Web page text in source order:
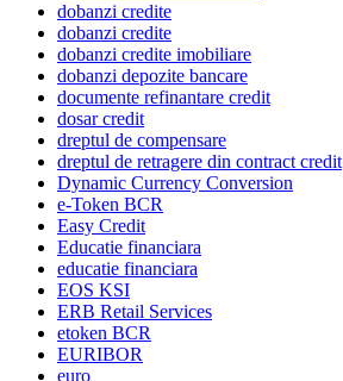
dobanzi credite
dobanzi credite
dobanzi credite imobiliare
dobanzi depozite bancare
documente refinantare credit
dosar credit
dreptul de compensare
dreptul de retragere din contract credit
Dynamic Currency Conversion
e-Token BCR
Easy Credit
Educatie financiara
educatie financiara
EOS KSI
ERB Retail Services
etoken BCR
EURIBOR
euro